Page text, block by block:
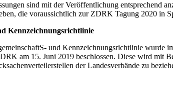
sind mit der Veröffentlichung entsprechend
die voraussichtlich zur ZDRK Tagung 2020 in
Kennzeichnungsrichtlinie
und Kennzeichnungsrichtlinie wurde
am 15. Juni 2019 beschlossen. Diese wird mit
der Landesverbände zu